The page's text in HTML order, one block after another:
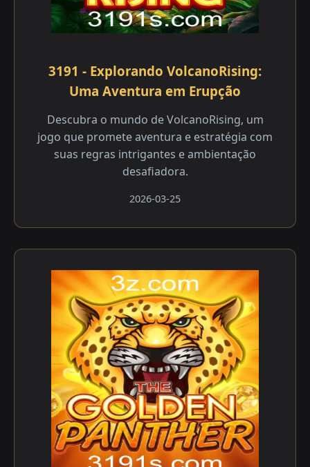
3191 - Explorando VolcanoRising:
Uma Aventura em Erupção
Descubra o mundo de VolcanoRising, um
jogo que promete aventura e estratégia com
suas regras intrigantes e ambientação
desafiadora.
2026-03-25